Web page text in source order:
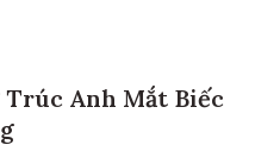
Anh Mắt Biếc